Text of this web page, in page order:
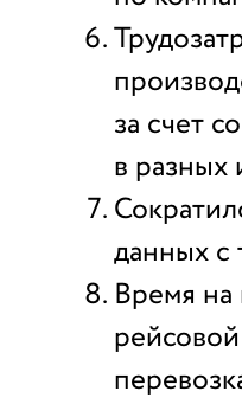
за счет
в
данных с
Время